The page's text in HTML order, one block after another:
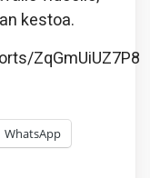
kestoa.
ZqGmUiUZ7P8
WhatsApp